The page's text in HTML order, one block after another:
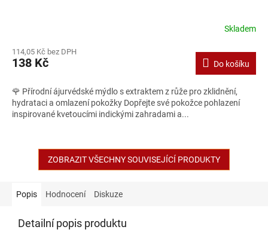
Skladem
114,05 Kč bez DPH
138 Kč Do košíku
🌹 Přírodní ájurvédské mýdlo s extraktem z růže pro zklidnění,
hydrataci a omlazení pokožky Dopřejte své pokožce pohlazení
inspirované kvetoucími indickými zahradami a...
ZOBRAZIT VŠECHNY SOUVISEJÍCÍ PRODUKTY
Popis Hodnocení Diskuze
Detailní popis produktu